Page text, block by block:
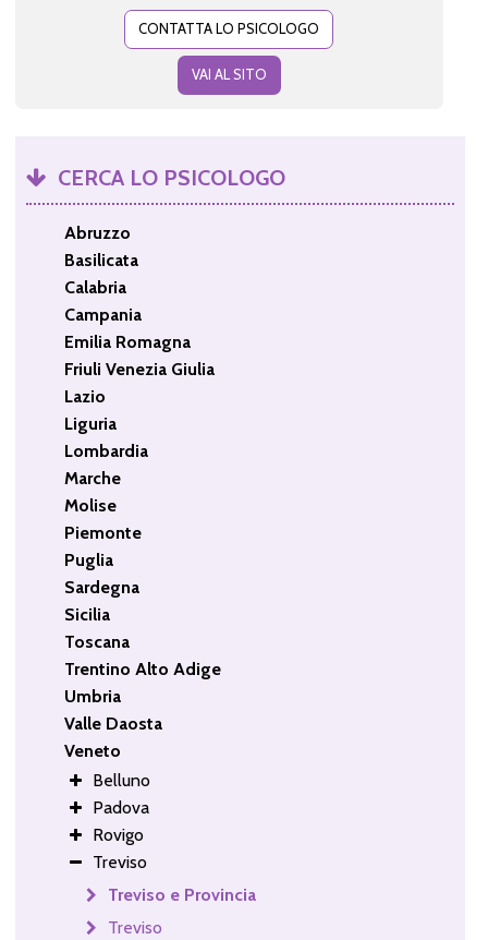
CONTATTA LO PSICOLOGO
VAI AL SITO
CERCA LO PSICOLOGO
Abruzzo
Basilicata
Calabria
Campania
Emilia Romagna
Friuli Venezia Giulia
Lazio
Liguria
Lombardia
Marche
Molise
Piemonte
Puglia
Sardegna
Sicilia
Toscana
Trentino Alto Adige
Umbria
Valle Daosta
Veneto
Belluno
Padova
Rovigo
Treviso
Treviso e Provincia
Treviso